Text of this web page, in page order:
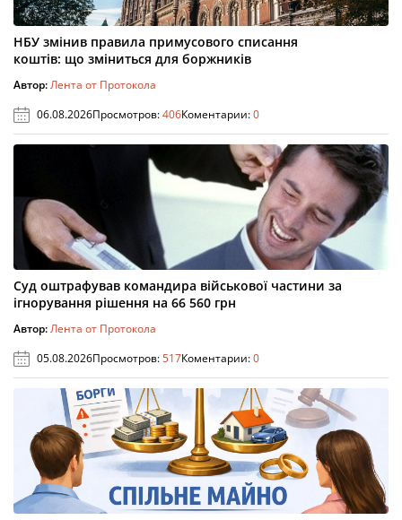
НБУ змінив правила примусового списання
коштів: що зміниться для боржників
Автор:Лента от Протокола
06.08.2026Просмотров:406Коментарии:0
Суд оштрафував командира військової частини за
ігнорування рішення на 66 560 грн
Автор:Лента от Протокола
05.08.2026Просмотров:517Коментарии:0